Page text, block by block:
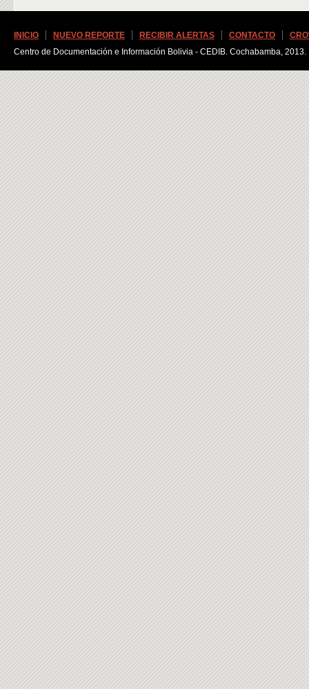
INICIO NUEVO REPORTE RECIBIR ALERTAS CONTACTO
Centro de Documentación e Información Bolivia - CEDIB. Cochabamba, 2013.